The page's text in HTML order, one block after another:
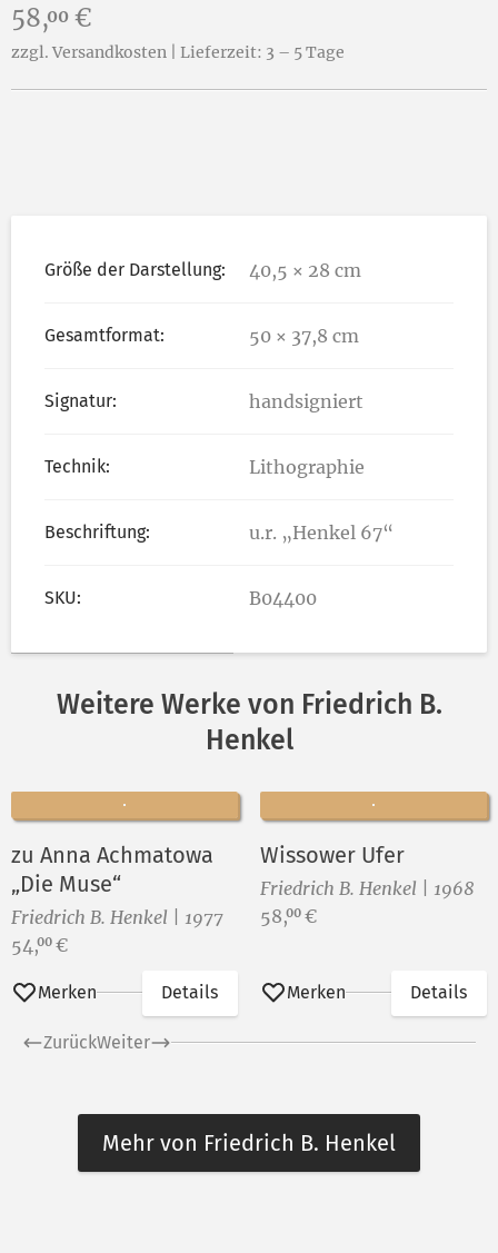
Preis:
58,00 €
zzgl. Versandkosten | Lieferzeit: 3 – 5 Tage
Größe der Darstellung: 40,5 × 28 cm
Gesamtformat: 50 × 37,8 cm
Signatur: handsigniert
Technik: Lithographie
Beschriftung: u.r. „Henkel 67“
SKU: B04400
Weitere Werke von Friedrich B.
Henkel
zu Anna Achmatowa
„Die Muse“
Friedrich B. Henkel | 1977
Preis:
54,00 €
Merken Details
Wissower Ufer
Friedrich B. Henkel | 1968
Preis:
58,00 €
Merken Details
ZurückWeiter
Mehr von Friedrich B. Henkel